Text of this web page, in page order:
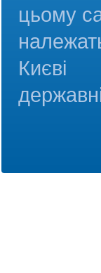
цьому
Києві